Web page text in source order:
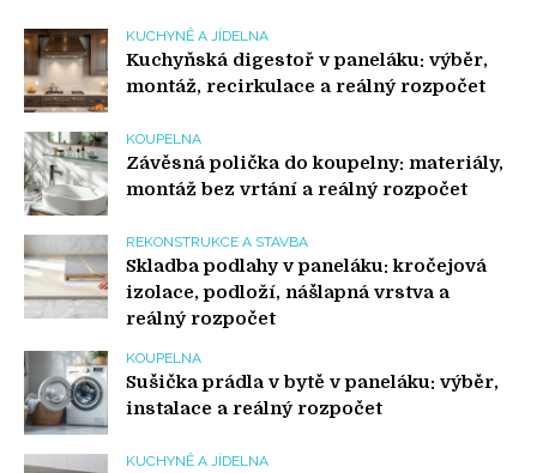
KUCHYNĚ A JÍDELNA
Kuchyňská digestoř v paneláku: výběr,
montáž, recirkulace a reálný rozpočet
KOUPELNA
Závěsná polička do koupelny: materiály,
montáž bez vrtání a reálný rozpočet
REKONSTRUKCE A STAVBA
Skladba podlahy v paneláku: kročejová
izolace, podloží, nášlapná vrstva a
reálný rozpočet
KOUPELNA
Sušička prádla v bytě v paneláku: výběr,
instalace a reálný rozpočet
KUCHYNĚ A JÍDELNA